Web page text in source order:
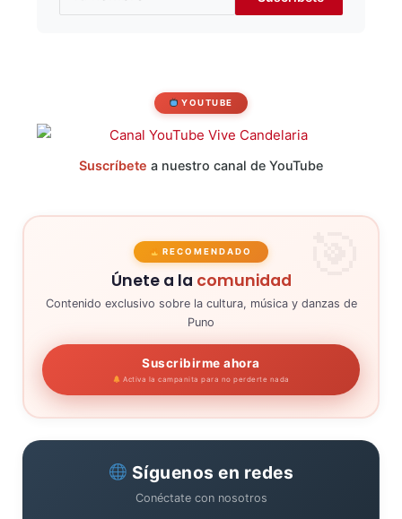
YOUTUBE
Suscríbete a nuestro canal de YouTube
RECOMENDADO
Únete a la comunidad
Contenido exclusivo sobre la cultura, música y danzas de
Puno
Suscribirme ahora
Activa la campanita para no perderte nada
Síguenos en redes
Conéctate con nosotros